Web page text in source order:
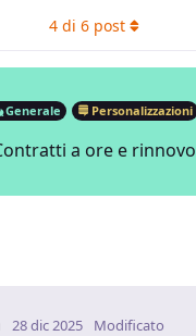
Generale Personalizzazioni
a ore e rinnovo
4di 6post
28 dic 2025 Modificato